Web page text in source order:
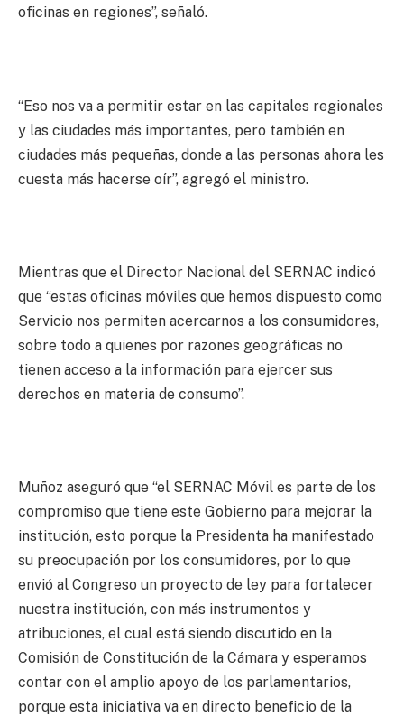
oficinas en regiones”, señaló.
“Eso nos va a permitir estar en las capitales regionales
y las ciudades más importantes, pero también en
ciudades más pequeñas, donde a las personas ahora les
cuesta más hacerse oír”, agregó el ministro.
Mientras que el Director Nacional del SERNAC indicó
que “estas oficinas móviles que hemos dispuesto como
Servicio nos permiten acercarnos a los consumidores,
sobre todo a quienes por razones geográficas no
tienen acceso a la información para ejercer sus
derechos en materia de consumo”.
Muñoz aseguró que “el SERNAC Móvil es parte de los
compromiso que tiene este Gobierno para mejorar la
institución, esto porque la Presidenta ha manifestado
su preocupación por los consumidores, por lo que
envió al Congreso un proyecto de ley para fortalecer
nuestra institución, con más instrumentos y
atribuciones, el cual está siendo discutido en la
Comisión de Constitución de la Cámara y esperamos
contar con el amplio apoyo de los parlamentarios,
porque esta iniciativa va en directo beneficio de la